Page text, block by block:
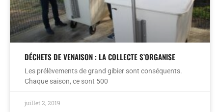
DÉCHETS DE VENAISON : LA COLLECTE S’ORGANISE
Les prélèvements de grand gibier sont conséquents.
Chaque saison, ce sont 500
juillet 2, 2019